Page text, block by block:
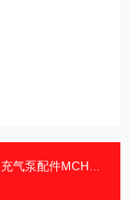
件MCH6 油滤mch6